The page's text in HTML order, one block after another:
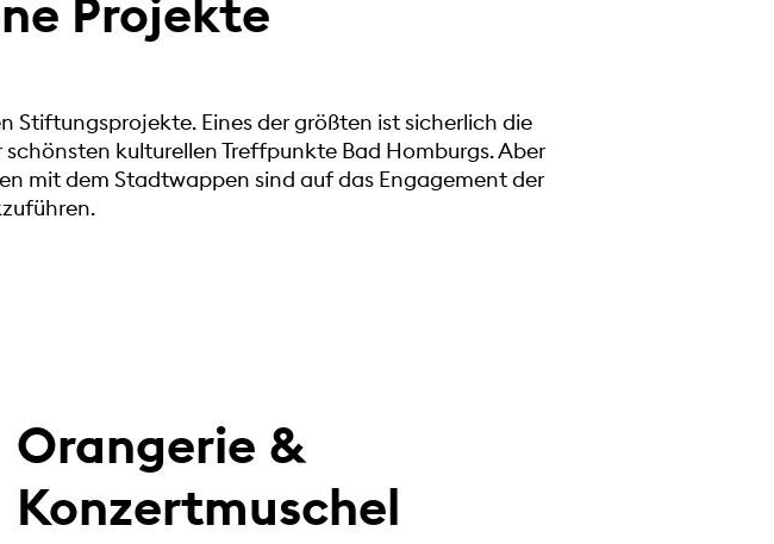
Projekte
Stiftungsprojekte. Eines der größten ist sicherlich die
kulturellen Treffpunkte Bad Homburgs. Aber
mit dem Stadtwappen sind auf das Engagement der
Orangerie &
Konzertmuschel